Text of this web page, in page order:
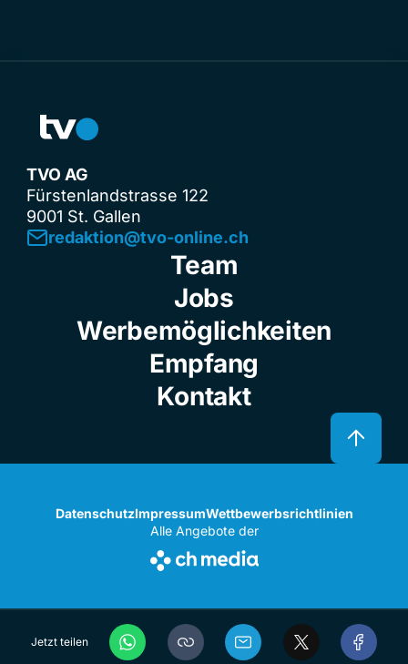
Jetzt teilen
TVO AG
Fürstenlandstrasse 122
9001 St. Gallen
redaktion@tvo-online.ch
Team
Jobs
Werbemöglichkeiten
Empfang
Kontakt
DatenschutzImpressumWettbewerbsrichtlinien
Alle Angebote der